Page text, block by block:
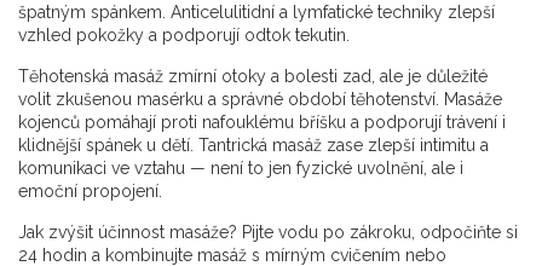
špatným spánkem. Anticelulitidní a lymfatické techniky zlepší
vzhled pokožky a podporují odtok tekutin.
Těhotenská masáž zmírní otoky a bolesti zad, ale je důležité
volit zkušenou masérku a správné období těhotenství. Masáže
kojenců pomáhají proti nafouklému bříšku a podporují trávení i
klidnější spánek u dětí. Tantrická masáž zase zlepší intimitu a
komunikaci ve vztahu — není to jen fyzické uvolnění, ale i
emoční propojení.
Jak zvýšit účinnost masáže? Pijte vodu po zákroku, odpočiňte si
24 hodin a kombinujte masáž s mírným cvičením nebo